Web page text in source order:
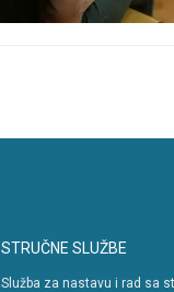
STRUČNE SLUŽBE
Služba za nastavu i rad sa